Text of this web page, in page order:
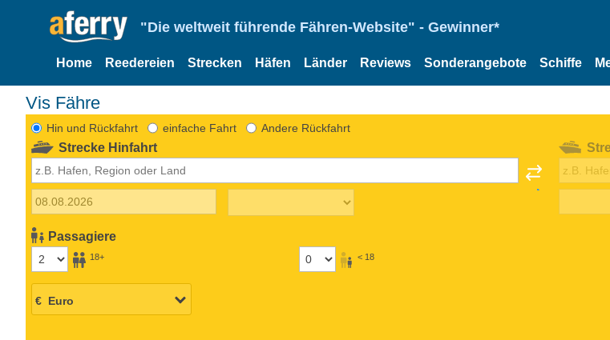
"Die weltweit führende Fähren-Website" - Gewinner*
Home Reedereien Strecken Häfen Länder Reviews Sonderangebote Schiffe
Vis Fähre
Hin und Rückfahrt einfache Fahrt Andere Rückfahrt
Strecke Hinfahrt
Passagiere
18+ < 18